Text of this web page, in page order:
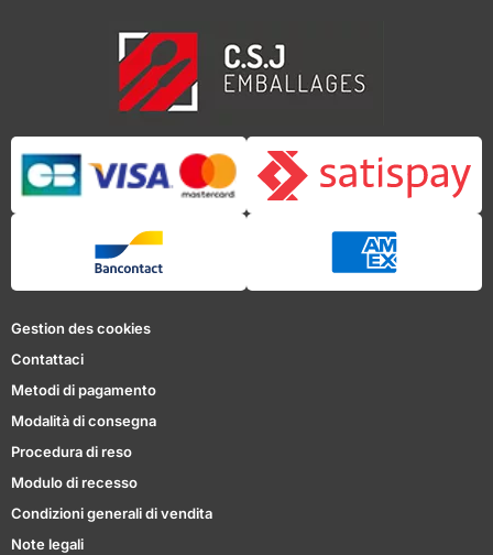
Gestion des cookies
Contattaci
Metodi di pagamento
Modalità di consegna
Procedura di reso
Modulo di recesso
Condizioni generali di vendita
Note legali